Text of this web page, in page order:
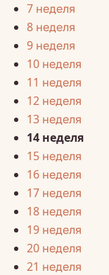
7 неделя
8 неделя
9 неделя
10 неделя
11 неделя
12 неделя
13 неделя
14 неделя
15 неделя
16 неделя
17 неделя
18 неделя
19 неделя
20 неделя
21 неделя